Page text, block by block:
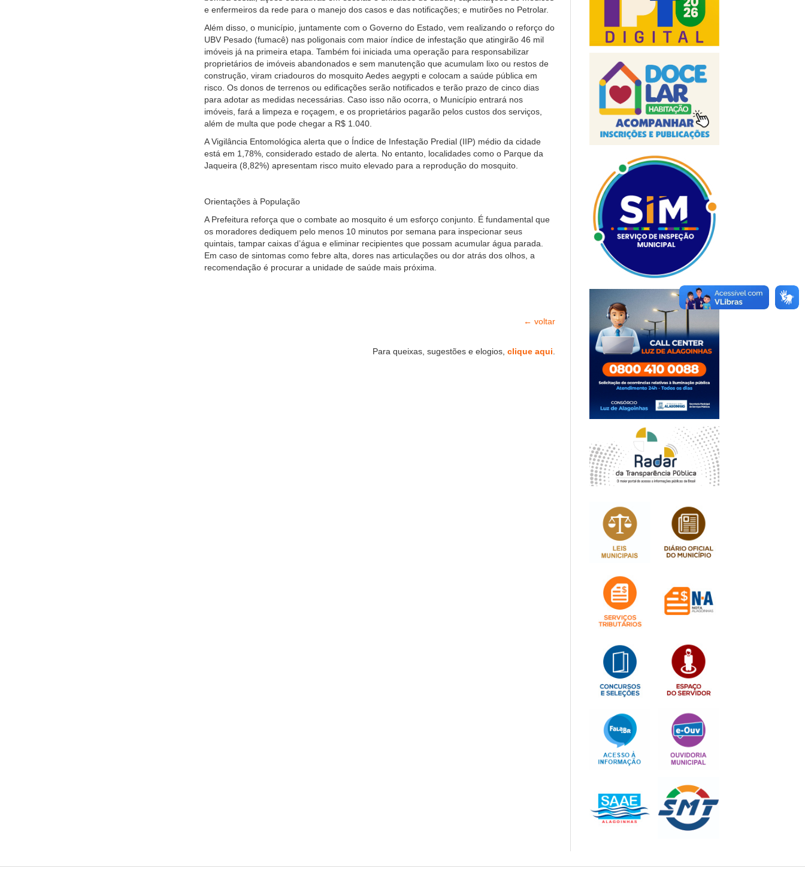
e enfermeiros da rede para o manejo dos casos e das notificações; e mutirões no Petrolar.
Além disso, o município, juntamente com o Governo do Estado, vem realizando o reforço do
UBV Pesado (fumacê) nas poligonais com maior índice de infestação que atingirão 46 mil
imóveis já na primeira etapa. Também foi iniciada uma operação para responsabilizar
proprietários de imóveis abandonados e sem manutenção que acumulam lixo ou restos de
construção, viram criadouros do mosquito Aedes aegypti e colocam a saúde pública em
risco. Os donos de terrenos ou edificações serão notificados e terão prazo de cinco dias
para adotar as medidas necessárias. Caso isso não ocorra, o Município entrará nos
imóveis, fará a limpeza e roçagem, e os proprietários pagarão pelos custos dos serviços,
além de multa que pode chegar a R$ 1.040.
A Vigilância Entomológica alerta que o Índice de Infestação Predial (IIP) médio da cidade
está em 1,78%, considerado estado de alerta. No entanto, localidades como o Parque da
Jaqueira (8,82%) apresentam risco muito elevado para a reprodução do mosquito.
Orientações à População
A Prefeitura reforça que o combate ao mosquito é um esforço conjunto. É fundamental que
os moradores dediquem pelo menos 10 minutos por semana para inspecionar seus
quintais, tampar caixas d’água e eliminar recipientes que possam acumular água parada.
Em caso de sintomas como febre alta, dores nas articulações ou dor atrás dos olhos, a
recomendação é procurar a unidade de saúde mais próxima.
← voltar
Para queixas, sugestões e elogios, clique aqui.